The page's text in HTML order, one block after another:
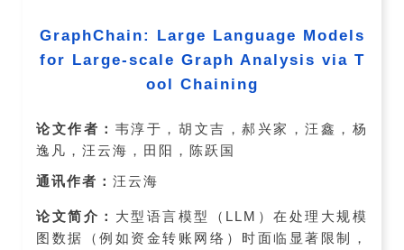
GraphChain: Large Language Models
for Large-scale Graph Analysis via T
ool Chaining
论文作者： 韦淳于，胡文吉，郝兴家，汪鑫，杨
逸凡，汪云海，田阳，陈跃国
通讯作者：汪云海
论文简介： 大型语言模型（LLM）在处理大规模
图数据（例如资金转账网络）时面临显著限制，